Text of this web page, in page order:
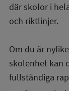
där skolor i
och riktlinjer.
Om du är
skolenhet kan
fullständiga